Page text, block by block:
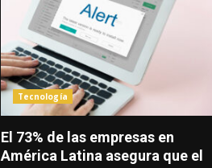
Tecnología
El 73% de las empresas en
América Latina asegura que el